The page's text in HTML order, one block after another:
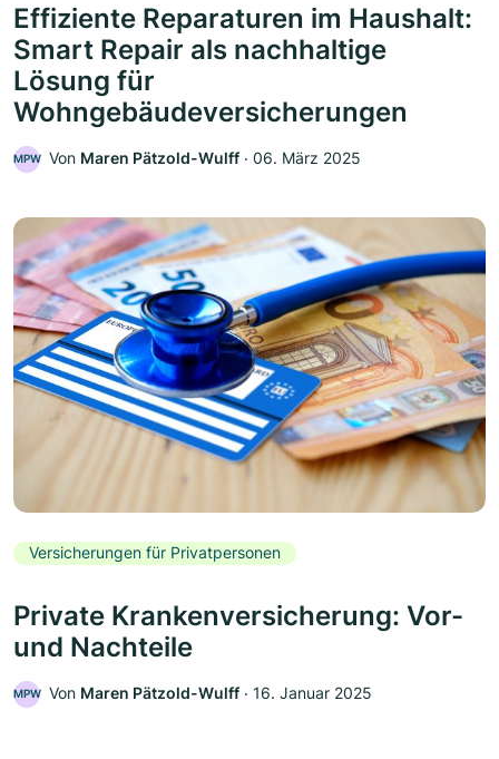
Effiziente Reparaturen im Haushalt:
Smart Repair als nachhaltige
Lösung für
Wohngebäudeversicherungen
MPW Von Maren Pätzold-Wulff ‧ 06. März 2025
Versicherungen für Privatpersonen
Private Krankenversicherung: Vor-
und Nachteile
MPW Von Maren Pätzold-Wulff ‧ 16. Januar 2025